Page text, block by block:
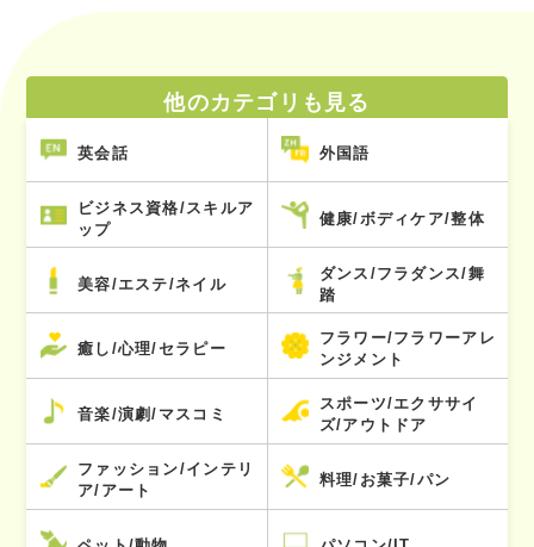
他のカテゴリも見る
英会話 外国語
ビジネス資格/スキルア
ップ
健康/ボディケア/整体
美容/エステ/ネイル
ダンス/フラダンス/舞
踏
癒し/心理/セラピー
フラワー/フラワーアレ
ンジメント
音楽/演劇/マスコミ
スポーツ/エクササイ
ズ/アウトドア
ファッション/インテリ
ア/アート
料理/お菓子/パン